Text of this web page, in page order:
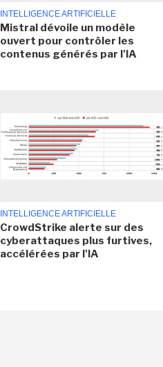
INTELLIGENCE ARTIFICIELLE
Mistral dévoile un modèle
ouvert pour contrôler les
contenus générés par l'IA
INTELLIGENCE ARTIFICIELLE
CrowdStrike alerte sur des
cyberattaques plus furtives,
accélérées par l'IA